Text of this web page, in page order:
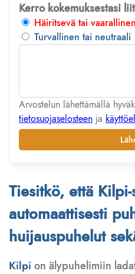
Kerro kokemuksestasi
Häiritsevä tai vaarallinen
Turvallinen tai neutraali
Arvostelun lähettämällä
tietosuojaselosteen ja
Tiesitkö, että
automaattisesti
huijauspuhelut
Kilpi on älypuhelimiin